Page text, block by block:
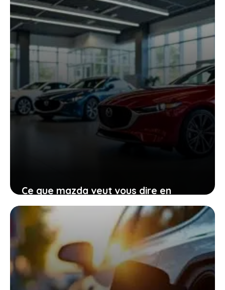
27 janvier 2026
Ce que mazda veut vous dire en
renonçant provisoirement à
l’électrique total
27 janvier 2026